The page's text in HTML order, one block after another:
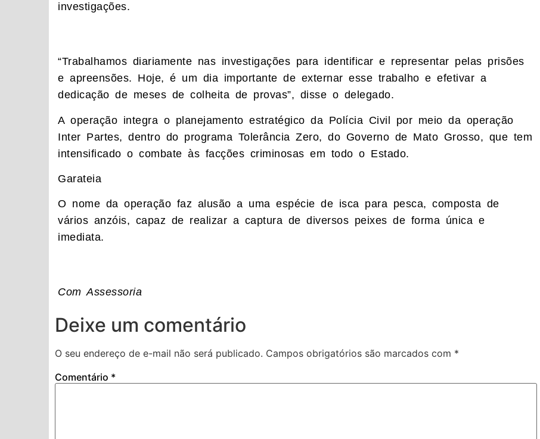
investigações.
“Trabalhamos diariamente nas investigações para identificar e representar pelas prisões
e apreensões. Hoje, é um dia importante de externar esse trabalho e efetivar a
dedicação de meses de colheita de provas”, disse o delegado.
A operação integra o planejamento estratégico da Polícia Civil por meio da operação
Inter Partes, dentro do programa Tolerância Zero, do Governo de Mato Grosso, que tem
intensificado o combate às facções criminosas em todo o Estado.
Garateia
O nome da operação faz alusão a uma espécie de isca para pesca, composta de
vários anzóis, capaz de realizar a captura de diversos peixes de forma única e
imediata.
Com Assessoria
Deixe um comentário
O seu endereço de e-mail não será publicado. Campos obrigatórios são marcados com *
Comentário *